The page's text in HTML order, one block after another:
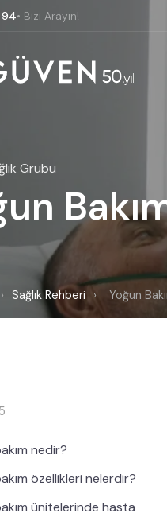
• Bizi Arayın!
Grubu
› Sağlık Rehberi › Yoğun
nedir?
özellikleri nelerdir?
ünitelerinde hasta